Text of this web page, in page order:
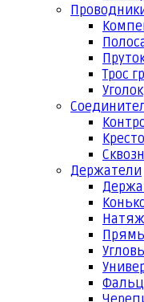
Трос
Уголок
Держатели